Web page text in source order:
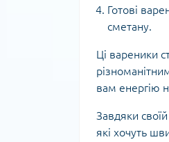
Готові
сметану.
Ці вареники
вам енергію
Завдяки
які хочуть